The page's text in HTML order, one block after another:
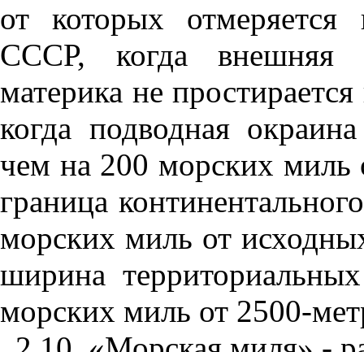
от которых отмеряется
СССР, когда внешняя
материка не простирается
когда подводная
чем на 200 морских миль
граница
морских миль от исходны
ширина территориальны
морских миль от 2500-